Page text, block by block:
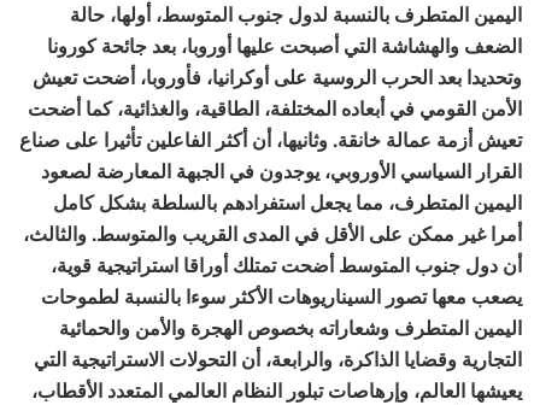
اليمين المتطرف بالنسبة لدول جنوب المتوسط، أولها، حالة
الضعف والهشاشة التي أصبحت عليها أوروبا، بعد جائحة كورونا
وتحديدا بعد الحرب الروسية على أوكرانيا، فأوروبا، أضحت تعيش
الأمن القومي في أبعاده المختلفة، الطاقية، والغذائية، كما أضحت
تعيش أزمة عمالة خانقة. وثانيها، أن أكثر الفاعلين تأثيرا على صناع
القرار السياسي الأوروبي، يوجدون في الجبهة المعارضة لصعود
اليمين المتطرف، مما يجعل استفرادهم بالسلطة بشكل كامل
أمرا غير ممكن على الأقل في المدى القريب والمتوسط. والثالث،
أن دول جنوب المتوسط أضحت تمتلك أوراقا استراتيجية قوية،
يصعب معها تصور السيناريوهات الأكثر سوءا بالنسبة لطموحات
اليمين المتطرف وشعاراته بخصوص الهجرة والأمن والحمائية
التجارية وقضايا الذاكرة، والرابعة، أن التحولات الاستراتيجية التي
يعيشها العالم، وإرهاصات تبلور النظام العالمي المتعدد الأقطاب،